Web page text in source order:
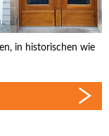
in historischen wie